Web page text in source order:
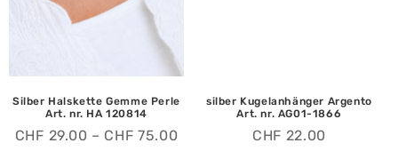
Silber Halskette Gemme Perle
Art. nr. HA 120814
CHF 29.00 – CHF 75.00
silber Kugelanhänger Argento
Art. nr. AG01-1866
CHF 22.00